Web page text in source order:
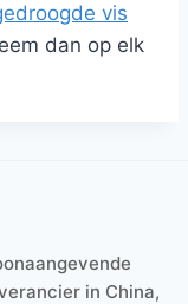
vis
dan op elk
in China,